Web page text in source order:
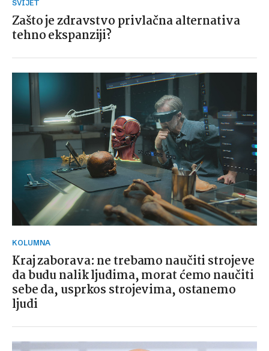
SVIJET
Zašto je zdravstvo privlačna alternativa
tehno ekspanziji?
KOLUMNA
Kraj zaborava: ne trebamo naučiti strojeve
da budu nalik ljudima, morat ćemo naučiti
sebe da, usprkos strojevima, ostanemo
ljudi